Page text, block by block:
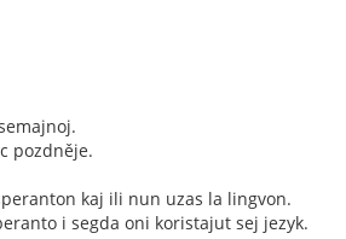
pozdněje.
kaj ili nun uzas la lingvon.
i segda oni koristajut sej jezyk.